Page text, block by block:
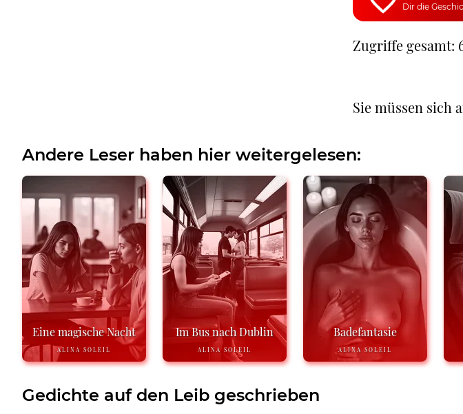
Dir die
Zugriffe gesamt:
Sie müssen sich
Andere Leser haben hier weitergelesen:
Eine magische Nacht
ALINA SOLEIL
Im Bus nach Dublin
ALINA SOLEIL
Badefantasie
ALINA SOLEIL
Gedichte auf den Leib geschrieben